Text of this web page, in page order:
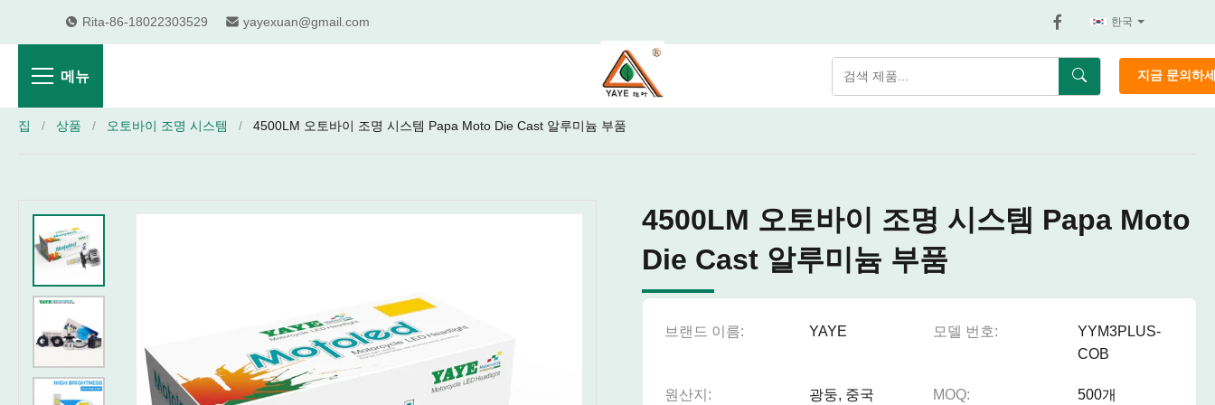
Rita-86-18022303529 yayexuan@gmail.com 한국
메뉴 지금 문의하
집 / 상품 / 오토바이 조명 시스템 / 4500LM 오토바이 조명 시스템 Papa Moto Die Cast 알루미늄 부품
4500LM 오토바이 조명 시스템 Papa Moto
Die Cast 알루미늄 부품
브랜드 이름: YAYE 모델 번호:
YYM3PLUS-
COB
원산지: 광둥, 중국 MOQ: 500개